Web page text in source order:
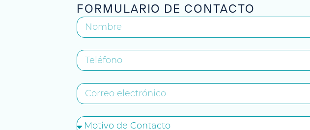
FORMULARIO DE CONTACTO